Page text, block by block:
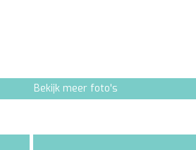
Bekijk meer foto's